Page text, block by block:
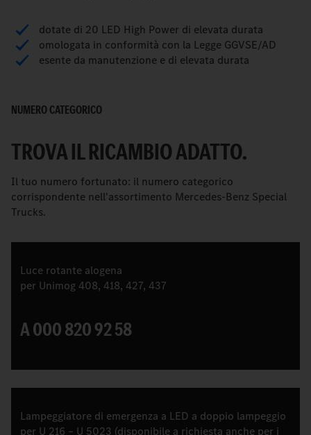
dotate di 20 LED High Power di elevata durata
omologata in conformità con la Legge GGVSE/AD
esente da manutenzione e di elevata durata
NUMERO CATEGORICO
TROVA IL RICAMBIO ADATTO.
Il tuo numero fortunato: il numero categorico
corrispondente nell'assortimento Mercedes-Benz Special
Trucks.
Luce rotante alogena
per Unimog 408, 418, 427, 437
A 000 820 92 58
Lampeggiatore di emergenza a LED a doppio lampeggio
per U 216 – U 5023 (disponibile a richiesta anche per i